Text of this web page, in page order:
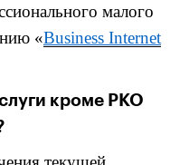
малого
«Business Internet
кроме РКО